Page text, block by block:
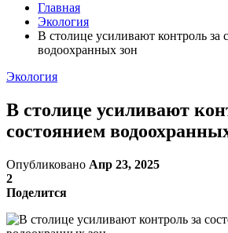
Главная
Экология
В столице усиливают контроль за
водоохранных зон
Экология
В столице усиливают
состоянием
Опубликовано Апр 23, 2025
2
Поделится